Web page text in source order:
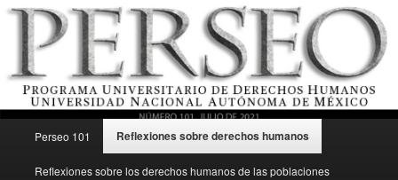
Ir al contenido secundario
Perseo 101 Reflexiones sobre derechos humanos
Reflexiones sobre los derechos humanos de las poblaciones